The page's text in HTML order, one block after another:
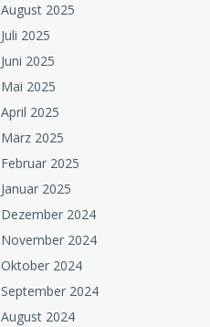
August 2025
Juli 2025
Juni 2025
Mai 2025
April 2025
März 2025
Februar 2025
Januar 2025
Dezember 2024
November 2024
Oktober 2024
September 2024
August 2024